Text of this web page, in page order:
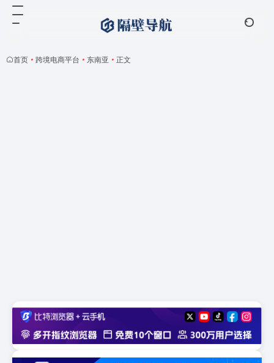
首页 • 跨境电商平台 • 东南亚 • 正文